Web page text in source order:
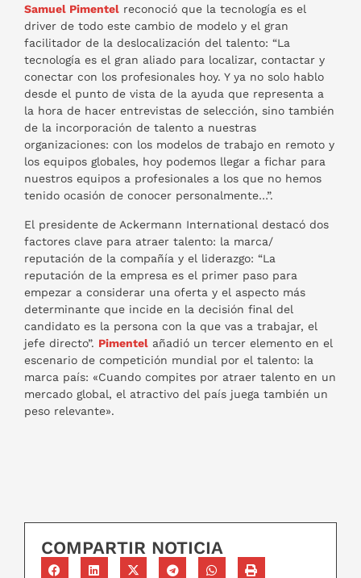
Samuel Pimentel reconoció que la tecnología es el
driver de todo este cambio de modelo y el gran
facilitador de la deslocalización del talento: “La
tecnología es el gran aliado para localizar, contactar y
conectar con los profesionales hoy. Y ya no solo hablo
desde el punto de vista de la ayuda que representa a
la hora de hacer entrevistas de selección, sino también
de la incorporación de talento a nuestras
organizaciones: con los modelos de trabajo en remoto y
los equipos globales, hoy podemos llegar a fichar para
nuestros equipos a profesionales a los que no hemos
tenido ocasión de conocer personalmente…”.
El presidente de Ackermann International destacó dos
factores clave para atraer talento: la marca/
reputación de la compañía y el liderazgo: “La
reputación de la empresa es el primer paso para
empezar a considerar una oferta y el aspecto más
determinante que incide en la decisión final del
candidato es la persona con la que vas a trabajar, el
jefe directo”. Pimentel añadió un tercer elemento en el
escenario de competición mundial por el talento: la
marca país: «Cuando compites por atraer talento en un
mercado global, el atractivo del país juega también un
peso relevante».
COMPARTIR NOTICIA